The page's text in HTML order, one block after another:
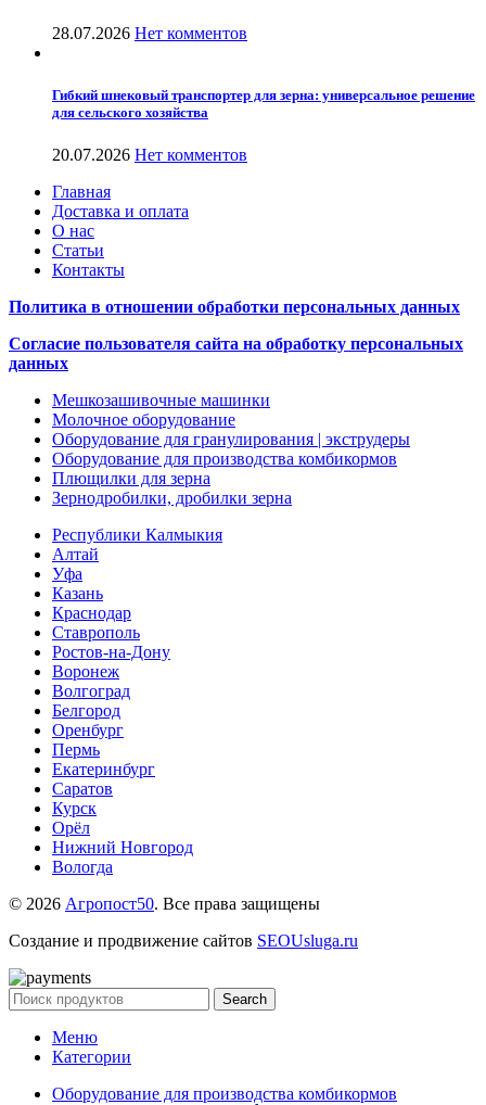
28.07.2026 Нет комментов
Гибкий шнековый транспортер для зерна: универсальное решение
для сельского хозяйства
20.07.2026 Нет комментов
Главная
Доставка и оплата
О нас
Статьи
Контакты
Политика в отношении обработки персональных данных
Согласие пользователя сайта на обработку персональных
данных
Мешкозашивочные машинки
Молочное оборудование
Оборудование для гранулирования | экструдеры
Оборудование для производства комбикормов
Плющилки для зерна
Зернодробилки, дробилки зерна
Республики Калмыкия
Алтай
Уфа
Казань
Краснодар
Ставрополь
Ростов-на-Дону
Воронеж
Волгоград
Белгород
Оренбург
Пермь
Екатеринбург
Саратов
Курск
Орёл
Нижний Новгород
Вологда
© 2026 Агропост50. Все права защищены
Создание и продвижение сайтов SEOUsluga.ru
Search
Меню
Категории
Оборудование для производства комбикормов